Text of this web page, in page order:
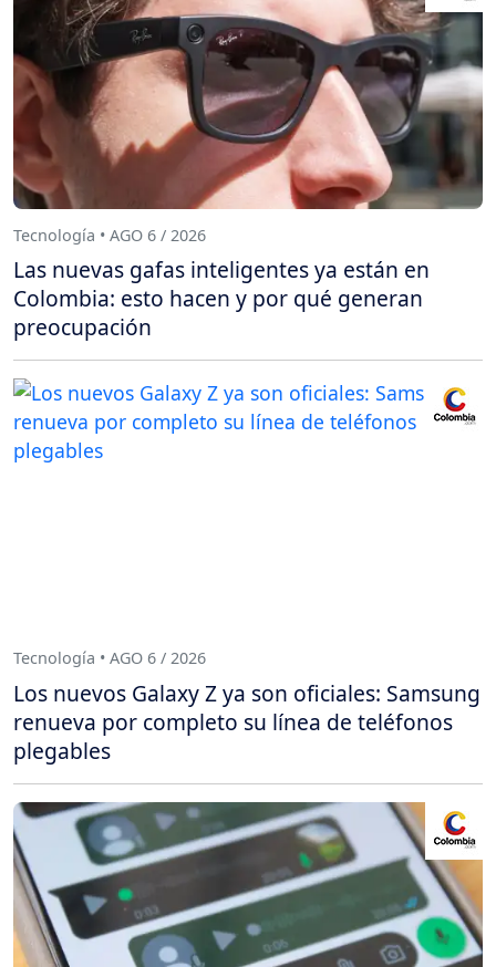
Tecnología • AGO 6 / 2026
Las nuevas gafas inteligentes ya están en
Colombia: esto hacen y por qué generan
preocupación
Tecnología • AGO 6 / 2026
Los nuevos Galaxy Z ya son oficiales: Samsung
renueva por completo su línea de teléfonos
plegables